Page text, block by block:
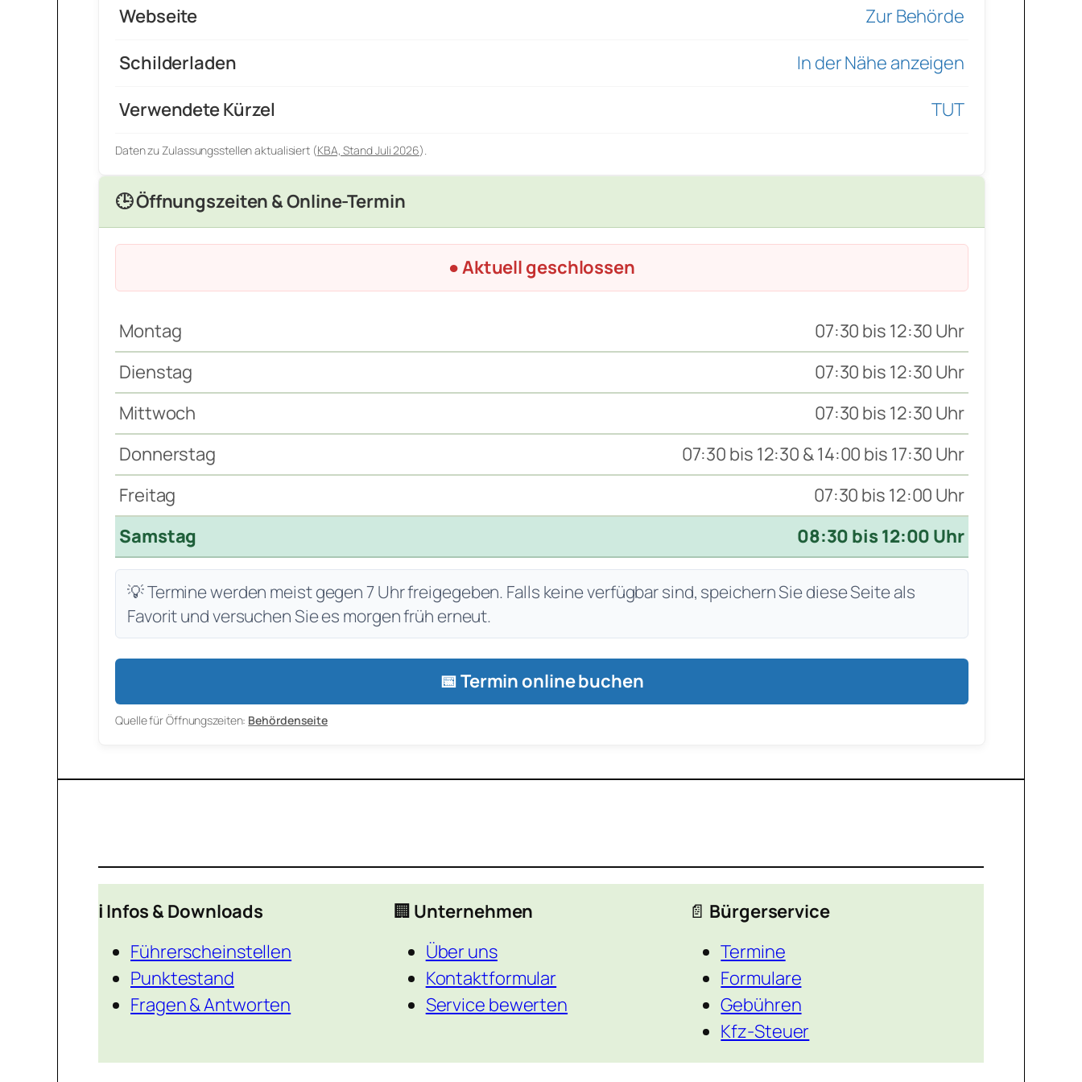
Webseite
Zur Behörde
Schilderladen
In der Nähe anzeigen
Verwendete Kürzel
TUT
Daten zu Zulassungsstellen aktualisiert (KBA, Stand Juli 2026).
🕒 Öffnungszeiten & Online-Termin
● Aktuell geschlossen
Montag
07:30 bis 12:30 Uhr
Dienstag
07:30 bis 12:30 Uhr
Mittwoch
07:30 bis 12:30 Uhr
Donnerstag
07:30 bis 12:30 & 14:00 bis 17:30 Uhr
Freitag
07:30 bis 12:00 Uhr
Samstag
08:30 bis 12:00 Uhr
💡 Termine werden meist gegen 7 Uhr freigegeben. Falls keine verfügbar sind, speichern Sie diese Seite als
Favorit und versuchen Sie es morgen früh erneut.
📅 Termin online buchen
Quelle für Öffnungszeiten: Behördenseite
ℹ️ Infos & Downloads
Führerscheinstellen
Punktestand
Fragen & Antworten
🏢 Unternehmen
Über uns
Kontaktformular
Service bewerten
📄 Bürgerservice
Termine
Formulare
Gebühren
Kfz-Steuer